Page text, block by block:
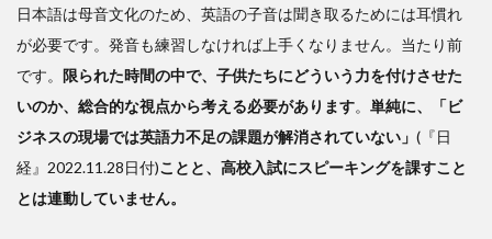
レデ
スを
無視
した
キュ
ラム
3
日本語は母音文化のため、英語の子音は聞き取るためには耳慣れ
が必要です。発音も練習しなければ上手くなりません。当たり前
です。 限られた時間の中で、子供たちにどういう力を付けさせた
いのか、総合的な視点から考える必要があります。 単純に、「ビ
ジネスの現場では英語力不足の課題が解消されていない」 (『日
経』2022.11.28日付)ことと、高校入試にスピーキングを課すこと
とは連動していません。